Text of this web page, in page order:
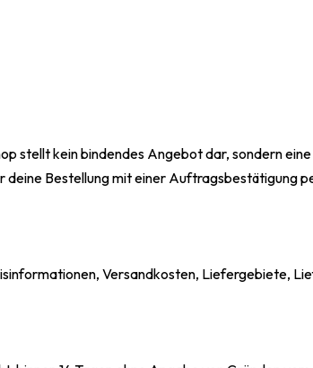
stellt kein bindendes Angebot dar, sondern
Bestellung mit einer Auftragsbestätigung
Versandkosten, Liefergebiete,